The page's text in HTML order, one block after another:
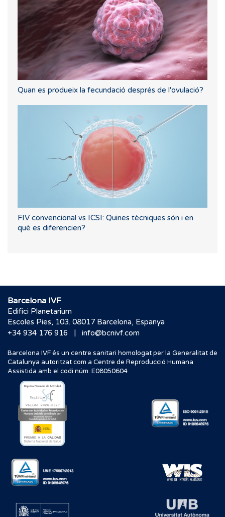
Quan es produeix la fecundació després de l'ovulació?
FIV convencional vs ICSI: Quines tècniques són i en
què es diferencien?
Barcelona IVF
Edifici Planetarium
Escoles Pies, 103. 08017 Barcelona, Espanya
+34 934 176 916
| info@bcnivf.com
Barcelona IVF és un centre sanitari homologat per la Generalitat de
Catalunya autoritzat com a Centre de Reproducció Humana
Assistida amb el codi núm. E08050604